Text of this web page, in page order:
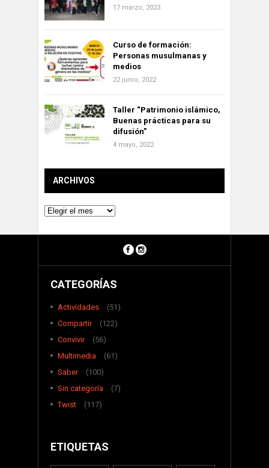
17 marzo, 2023
Curso de formación:
Personas musulmanas y
medios
22 junio, 2022
Taller “Patrimonio islámico,
Buenas prácticas para su
difusión”
4 mayo, 2022
ARCHIVOS
Archivos
CATEGORÍAS
Actividades
(51)
Compartir
(122)
Convivir
(56)
Multimedia
(61)
Saber
(100)
Sin categoría
(7)
Twist
(117)
ETIQUETAS